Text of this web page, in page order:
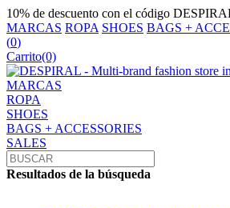
10% de descuento con el código
MARCAS ROPA SHOES BAGS +
(0)
Carrito(0)
MARCAS
ROPA
SHOES
BAGS + ACCESSORIES
SALES
Resultados de la búsqueda